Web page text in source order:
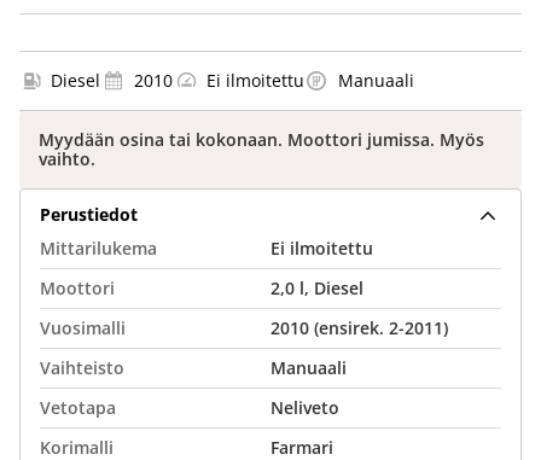
Diesel 2010 Ei ilmoitettu Manuaali
Myydään osina tai kokonaan. Moottori jumissa. Myös
vaihto.
Perustiedot
Mittarilukema
Ei ilmoitettu
Moottori
2,0 l, Diesel
Vuosimalli
2010 (ensirek. 2-2011)
Vaihteisto
Manuaali
Vetotapa
Neliveto
Korimalli
Farmari